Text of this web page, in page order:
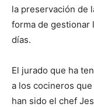
la preservación de
forma de gestionar
días.
El jurado que ha
a los cocineros
han sido el chef